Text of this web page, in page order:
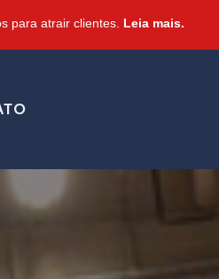
para atrair clientes. Leia mais.